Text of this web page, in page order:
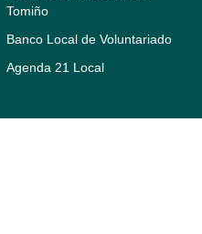
Tomiño
Banco Local de Voluntariado
Agenda 21 Local